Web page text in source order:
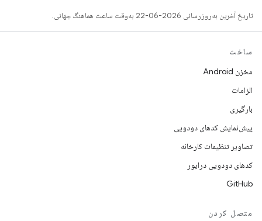
تاریخ آخرین به‌روزرسانی 2026-06-22 به‌وقت ساعت هماهنگ جهانی.
ساخت
مخزن Android
الزامات
بارگیری
پیش‌نمایش کدهای دودویی
تصاویر تنظیمات کارخانه
کدهای دودویی درایور
GitHub
متصل کردن